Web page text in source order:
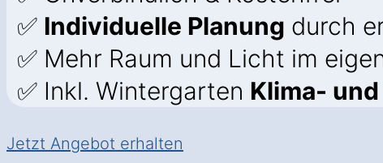
✅ Individuelle Planung durch
✅ Mehr Raum und Licht im
✅ Inkl. Wintergarten Klima-
Jetzt Angebot erhalten